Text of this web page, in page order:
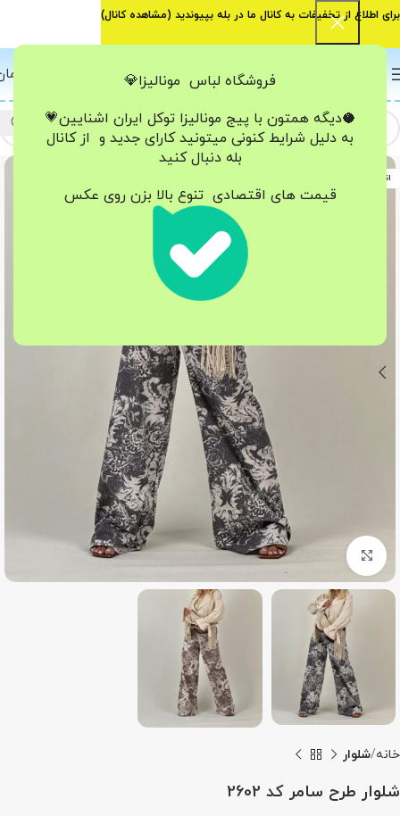
فروشگاه لباس مونالیزا💎
🥥دیگه همتون با پیج مونالیزا تو‌کل ایران اشنایین💗
به دلیل شرایط کنونی میتونید کارای جدید و از کانال
بله دنبال کنید
قیمت های اقتصادی تنوع بالا بزن روی عکس
اتمام موجودی
بزرگنمایی تصویر
خانه شلوار
شلوار طرح سامر کد 2602
برای اطلاع از تخفیفات به کانال ما در بله بپیوندید (مشاهده کانال)